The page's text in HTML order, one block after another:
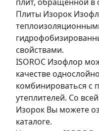
Плиты Изорок
свойствами.
ISOROC Изофлор
качестве
комбинироваться с
утеплителей. Со
Изорок Вы можете
каталоге.